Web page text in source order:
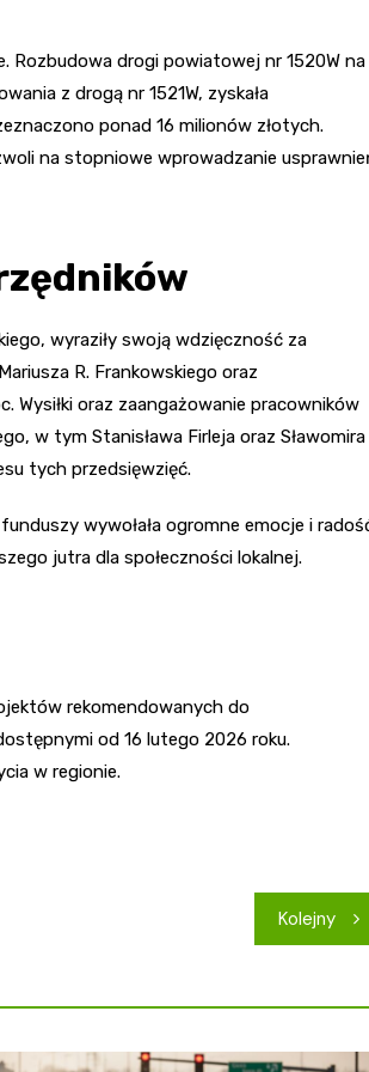
Rozbudowa drogi powiatowej nr 1520W na
z drogą nr 1521W, zyskała
ponad 16 milionów złotych.
na stopniowe wprowadzanie
wyraziły swoją wdzięczność za
R. Frankowskiego oraz
Wysiłki oraz zaangażowanie pracowników
w tym Stanisława Firleja oraz Sławomira
tych przedsięwzięć.
wywołała ogromne emocje i
jutra dla społeczności lokalnej.
rekomendowanych do
od 16 lutego 2026 roku.
w regionie.
Kolejny